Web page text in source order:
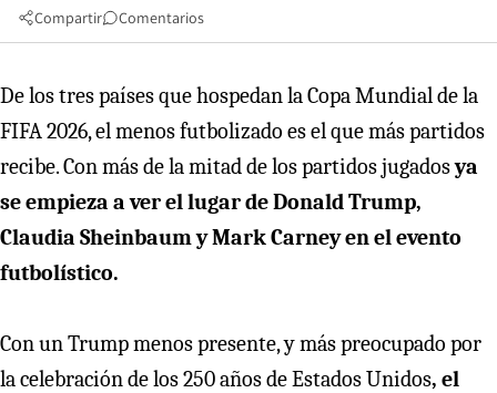
Compartir Comentarios
De los tres países que hospedan la Copa Mundial de la
FIFA 2026, el menos futbolizado es el que más partidos
recibe. Con más de la mitad de los partidos jugadosya
se empieza a ver el lugar de Donald Trump,
Claudia Sheinbaum y Mark Carney en el evento
futbolístico.
Con un Trump menos presente, y más preocupado por
la celebración de los 250 años de Estados Unidos, el